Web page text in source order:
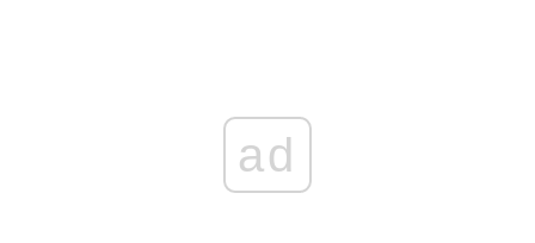
ad